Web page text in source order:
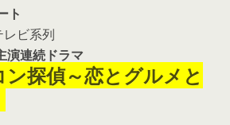
ト
ビ系列
演連続ドラマ
ン探偵～恋とグルメと